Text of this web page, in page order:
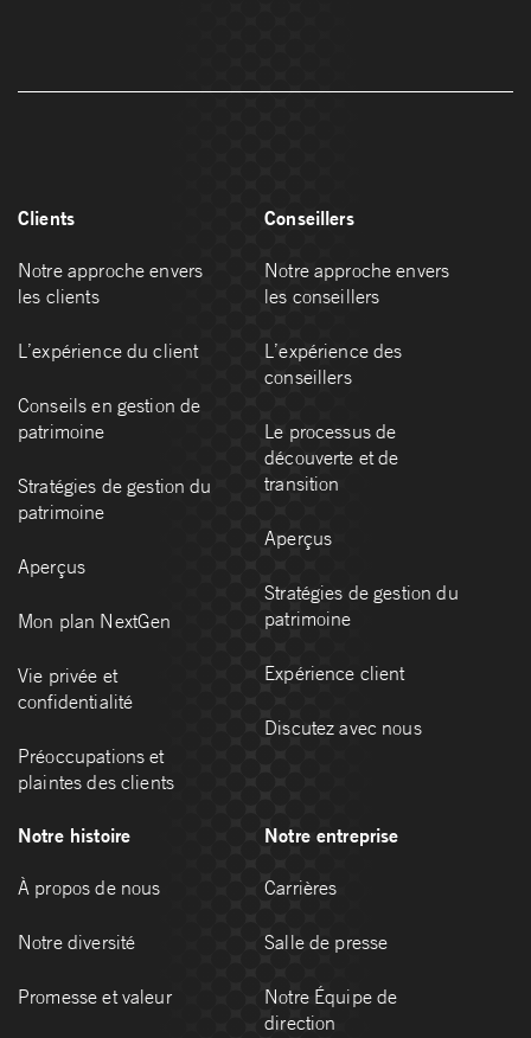
Clients
Notre approche envers
les clients
L’expérience du client
Conseils en gestion de
patrimoine
Stratégies de gestion du
patrimoine
Aperçus
Mon plan NextGen
Vie privée et
confidentialité
Préoccupations et
plaintes des clients
Conseillers
Notre approche envers
les conseillers
L’expérience des
conseillers
Le processus de
découverte et de
transition
Aperçus
Stratégies de gestion du
patrimoine
Expérience client
Discutez avec nous
Notre histoire
À propos de nous
Notre diversité
Promesse et valeur
Notre entreprise
Carrières
Salle de presse
Notre Équipe de
direction